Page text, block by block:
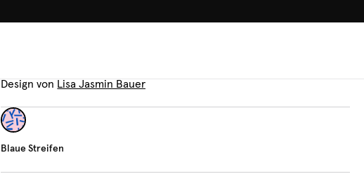
Bankauflage
Design von Lisa Jasmin Bauer
Blaue Streifen